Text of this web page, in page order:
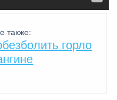
также:
горло